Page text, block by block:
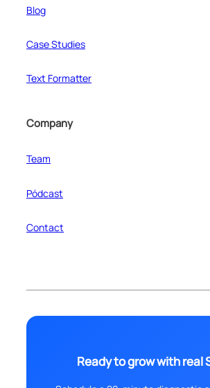
Blog
Case Studies
Text Formatter
Company
Team
Pódcast
Contact
Ready to grow with real